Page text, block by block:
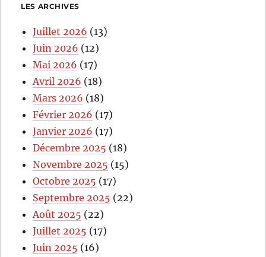
LES ARCHIVES
Juillet 2026 (13)
Juin 2026 (12)
Mai 2026 (17)
Avril 2026 (18)
Mars 2026 (18)
Février 2026 (17)
Janvier 2026 (17)
Décembre 2025 (18)
Novembre 2025 (15)
Octobre 2025 (17)
Septembre 2025 (22)
Août 2025 (22)
Juillet 2025 (17)
Juin 2025 (16)